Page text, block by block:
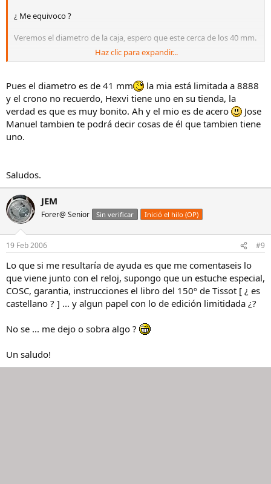
¿ Me equivoco ?
Veremos el diametro de la caja, espero que este cerca de los 40 mm.
Un saludo!
Haz clic para expandir...
Pues el diametro es de 41 mm
la mia está limitada a 8888
y el crono no recuerdo, Hexvi tiene uno en su tienda, la
verdad es que es muy bonito. Ah y el mio es de acero
Jose
Manuel tambien te podrá decir cosas de él que tambien tiene
uno.
Saludos.
JEM
Forer@ Senior Sin verificar Inició el hilo (OP)
19 Feb 2006 #9
Lo que si me resultaría de ayuda es que me comentaseis lo
que viene junto con el reloj, supongo que un estuche especial,
COSC, garantia, instrucciones el libro del 150º de Tissot [ ¿ es
castellano ? ] ... y algun papel con lo de edición limitidada ¿?
No se ... me dejo o sobra algo ?
Un saludo!